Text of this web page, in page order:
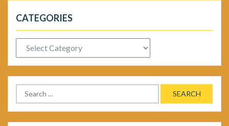
CATEGORIES
Categories
Search
for: